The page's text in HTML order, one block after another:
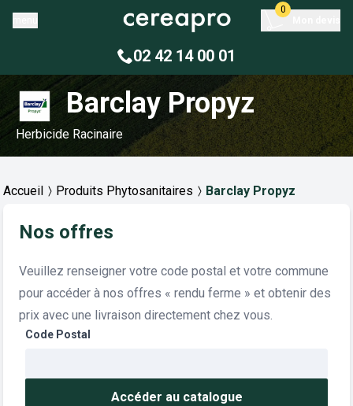
0
02 42 14 00 01
Barclay Propyz
Herbicide Racinaire
Accueil Produits Phytosanitaires Barclay Propyz
Nos offres
Veuillez renseigner votre code postal et votre commune
pour accéder à nos offres « rendu ferme » et obtenir des
prix avec une livraison directement chez vous.
Code Postal
Accéder au catalogue